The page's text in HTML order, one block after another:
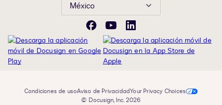
México
FacebookYouTubeLinkedIn
Condiciones de usoAviso de PrivacidadYour Privacy Choices
© Docusign, Inc. 2026